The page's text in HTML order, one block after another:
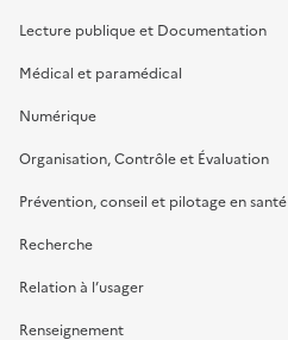
Lecture publique et Documentation
Médical et paramédical
Numérique
Organisation, Contrôle et Évaluation
Prévention, conseil et pilotage en santé
Recherche
Relation à l’usager
Renseignement